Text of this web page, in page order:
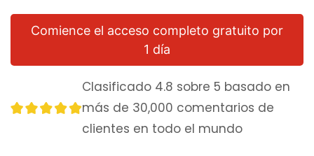
Comience el acceso completo gratuito por
1 día
Clasificado 4.8 sobre 5 basado en
más de 30,000 comentarios de
clientes en todo el mundo